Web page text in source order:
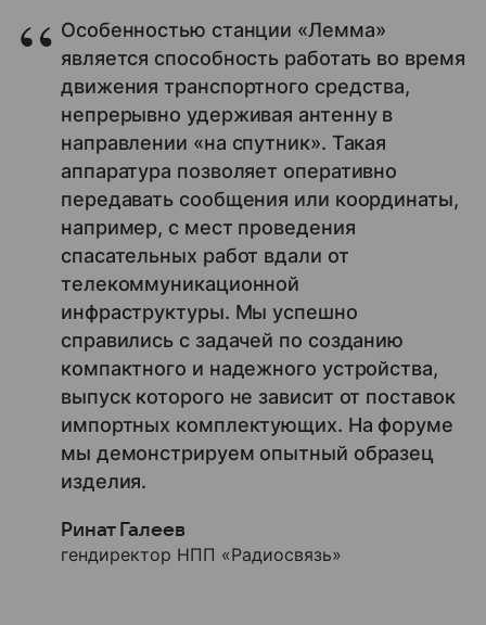
Особенностью станции «Лемма»
является способность работать во время
движения транспортного средства,
непрерывно удерживая антенну в
направлении «на спутник». Такая
аппаратура позволяет оперативно
передавать сообщения или координаты,
например, с мест проведения
спасательных работ вдали от
телекоммуникационной
инфраструктуры. Мы успешно
справились с задачей по созданию
компактного и надежного устройства,
выпуск которого не зависит от поставок
импортных комплектующих. На форуме
мы демонстрируем опытный образец
изделия.
Ринат Галеев
гендиректор НПП «Радиосвязь»